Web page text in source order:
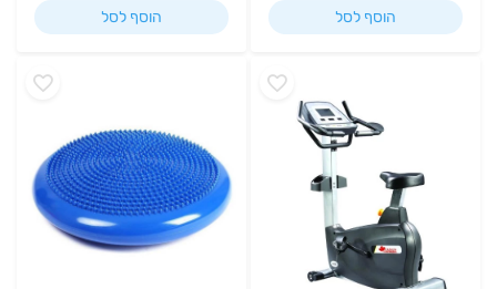
הוסף לסל הוסף לסל